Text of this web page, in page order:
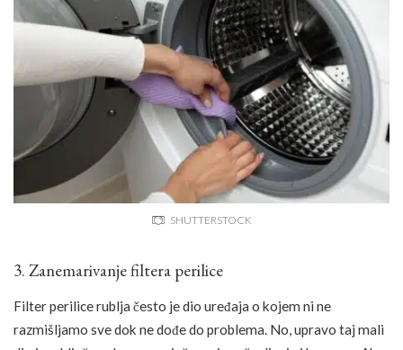
SHUTTERSTOCK
3. Zanemarivanje filtera perilice
Filter perilice rublja često je dio uređaja o kojem ni ne
razmišljamo sve dok ne dođe do problema. No, upravo taj mali